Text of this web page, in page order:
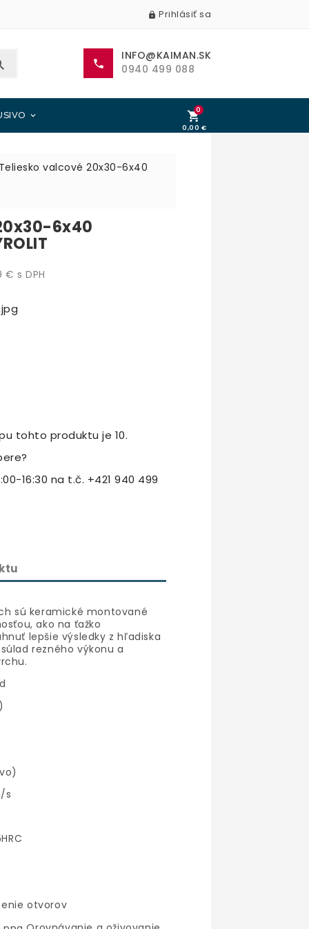
 Prihlásiť sa

INFO@KAIMAN.SK
0940 499 088
 
0
0,00 €
Teliesko valcové 20x30-6x40
6x40
€ s DPH
tohto produktu je 10.
16:30 na t.č. +421 940 499
sú keramické montované
ako na ťažko
lepšie výsledky z hľadiska
rezného výkonu a
s
otvorov